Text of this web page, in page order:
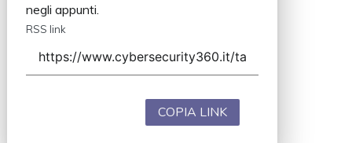
negli appunti.
RSS link
COPIA LINK